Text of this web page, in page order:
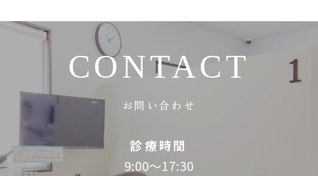
CONTACT
お問い合わせ
診療時間
9:00～17:30